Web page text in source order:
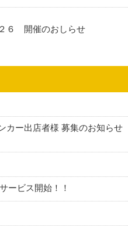
６ 開催のおしらせ
カー出店者様 募集のお知らせ
ービス開始！！